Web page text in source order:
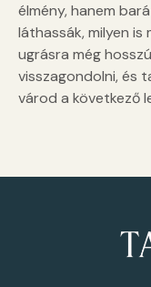
élmény, hanem
láthassák, milyen
ugrásra még
visszagondolni, és
várod a következő